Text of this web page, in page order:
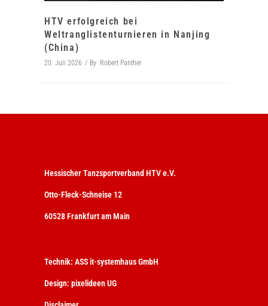
HTV erfolgreich bei
Weltranglistenturnieren in Nanjing
(China)
20. Juli 2026 By Robert Panther
Hessischer Tanzsportverband HTV e.V.
Otto-Fleck-Schneise 12
60528 Frankfurt am Main
Technik: ASS it-systemhaus GmbH
Design: pixelideen UG